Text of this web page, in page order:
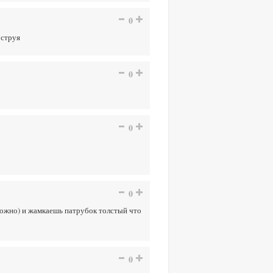
0
0
0
0
и жамкаешь патрубок толстый что
0